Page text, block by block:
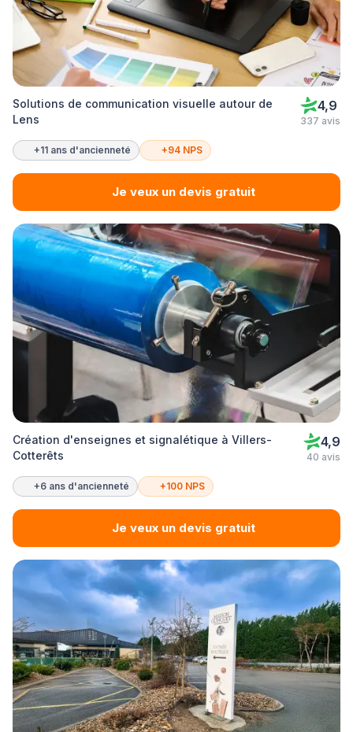
Solutions de communication visuelle autour de
Lens
4,9
337 avis
+11 ans d'ancienneté +94 NPS
Je veux un devis gratuit
Création d'enseignes et signalétique à Villers-
Cotterêts
4,9
40 avis
+6 ans d'ancienneté +100 NPS
Je veux un devis gratuit